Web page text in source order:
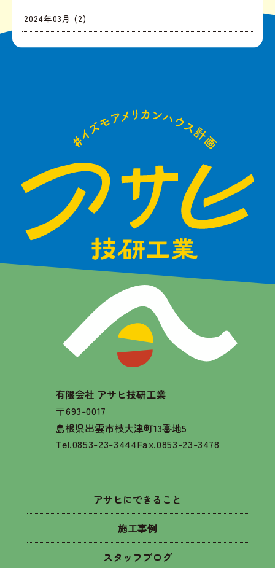
2024年03月 (2)
有限会社 アサヒ技研工業
〒693-0017
島根県出雲市枝大津町13番地5
Tel.0853-23-3444Fax.0853-23-3478
アサヒにできること
施工事例
スタッフブログ